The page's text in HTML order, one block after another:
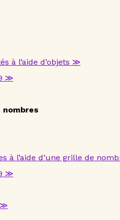
à l’aide d’objets ≫
≫
nombres
à l’aide d’une grille de
≫
≫